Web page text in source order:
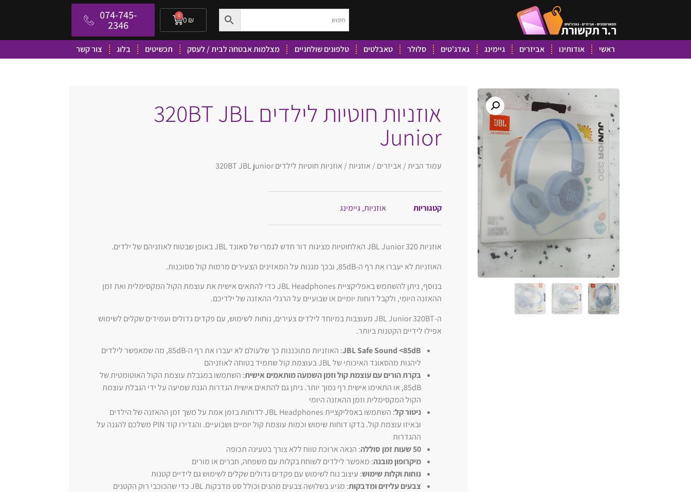
0 ₪
0
074-745-
2346
ראשי אודותינו אביזרים גיימינג גאדג'טים סלולר טאבלטים טלפונים שולחניים מצלמות אבטחה לבית / לעסק תכשיטים בלוג צור קשר
אוזניות חוטיות לילדים 320BT JBL
Junior
עמוד הבית/אביזרים /אוזניות/ אוזניות חוטיות לילדים 320BT JBL junior
קטגוריות אוזניות,גיימינג
אוזניות JBL Junior 320 האלחוטיות מציגות דור חדש לגמרי של סאונד JBL באופן שבטוח לאוזניהם של ילדים.
האוזניות לא יעברו את רף ה-85dB, ובכך מגנות על המאזינים הצעירים מרמות קול מסוכנות.
בנוסף, ניתן להשתמש באפליקציית JBL Headphones כדי להתאים אישית את עוצמת הקול המקסימלית ואת זמן
ההאזנה היומי, ולקבל דוחות יומיים או שבועיים על הרגלי ההאזנה של ילדיכם.
ה-JBL Junior 320BT מעוצבות במיוחד לילדים צעירים, נוחות לשימוש, עם פקדים גדולים ועמידים שקלים לשימוש
אפילו לידיים הקטנות ביותר.
JBL Safe Sound <85dB
: האוזניות מתוכננות כך שלעולם לא יעברו את רף ה-85dB, מה שמאפשר לילדים
ליהנות מהסאונד האיכותי של JBL בעוצמת קול שתמיד בטוחה לאוזניהם
בקרת הורים עם עוצמת קול וזמן השמעה מותאמים אישית: השתמשו במגבלת עוצמת הקול האוטומטית של
85dB, או התאימו אישית רף נמוך יותר. ניתן גם להתאים אישית הגדרות הגנת שמיעה על ידי הגבלת עוצמת
הקול המקסימלית וזמן ההאזנה היומי
ניטור קל
: השתמשו באפליקציית JBL Headphones לדוחות בזמן אמת על משך זמן ההאזנה של הילדים
ובאיזו עוצמת קול. בדקו דוחות שימוש וכמות עוצמת קול יומיים ושבועיים. והגדירו קוד PIN משלכם להגנה על
ההגדרות
50 שעות זמן סוללה
: הנאה ארוכת טווח ללא צורך בטעינה תכופה
מיקרופון מובנה: מאפשר לילדים לשוחח בקלות עם משפחה, חברים או מורים
נוחות וקלות שימוש: עיצוב נוח לשימוש עם פקדים גדולים שקלים לשימוש גם לידיים קטנות
צבעים עליזים ומדבקות
: מגיע בשלושה צבעים מהנים וכולל סט מדבקות JBL כדי שהכוכבי רוק הקטנים